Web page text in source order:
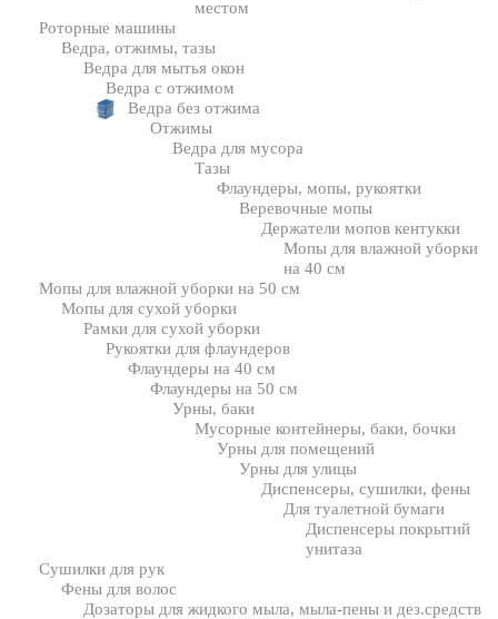
местом
Роторные машины
Ведра, отжимы, тазы
Ведра для мытья окон
Ведра с отжимом
Ведра без отжима
Отжимы
Ведра для мусора
Тазы
Флаундеры, мопы, рукоятки
Веревочные мопы
Держатели мопов кентукки
Мопы для влажной уборки
на 40 см
Мопы для влажной уборки на 50 см
Мопы для сухой уборки
Рамки для сухой уборки
Рукоятки для флаундеров
Флаундеры на 40 см
Флаундеры на 50 см
Урны, баки
Мусорные контейнеры, баки, бочки
Урны для помещений
Урны для улицы
Диспенсеры, сушилки, фены
Для туалетной бумаги
Диспенсеры покрытий
унитаза
Сушилки для рук
Фены для волос
Дозаторы для жидкого мыла, мыла-пены и дез.средств